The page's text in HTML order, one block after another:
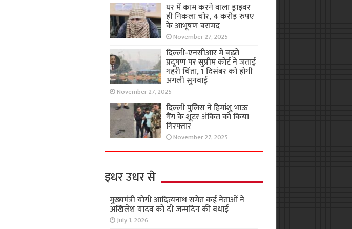
घर में काम करने वाला ड्राइवर
ही निकला चोर, 4 करोड़ रुपए
के आभूषण बरामद
November 27, 2025
दिल्ली-एनसीआर में बढ़ते
प्रदूषण पर सुप्रीम कोर्ट ने जताई
गहरी चिंता, 1 दिसंबर को होगी
अगली सुनवाई
November 27, 2025
दिल्ली पुलिस ने हिमांशु भाऊ
गैंग के शूटर अंकित को किया
गिरफ्तार
November 27, 2025
इधर उधर से
मुख्यमंत्री योगी आदित्यनाथ समेत कई नेताओं ने
अखिलेश यादव को दी जन्मदिन की बधाई
July 1, 2026